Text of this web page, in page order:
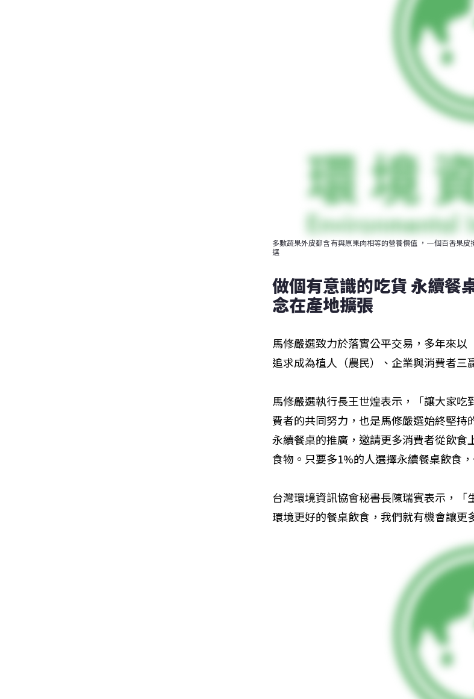
多數蔬果外皮都含有與原果肉相等的營養價值 ，一個百香果
選
做個有意識的吃貨 永續餐
念在產地擴張
馬修嚴選致力於落實公平交易，多年來
追求成為植人（農民）、企業與消費者三
馬修嚴選執行長王世煌表示，「讓大家
費者的共同努力，也是馬修嚴選始終堅
永續餐桌的推廣，邀請更多消費者從飲
食物。只要多1%的人選擇永續餐桌飲食
台灣環境資訊協會秘書長陳瑞賓表示，
環境更好的餐桌飲食，我們就有機會讓更